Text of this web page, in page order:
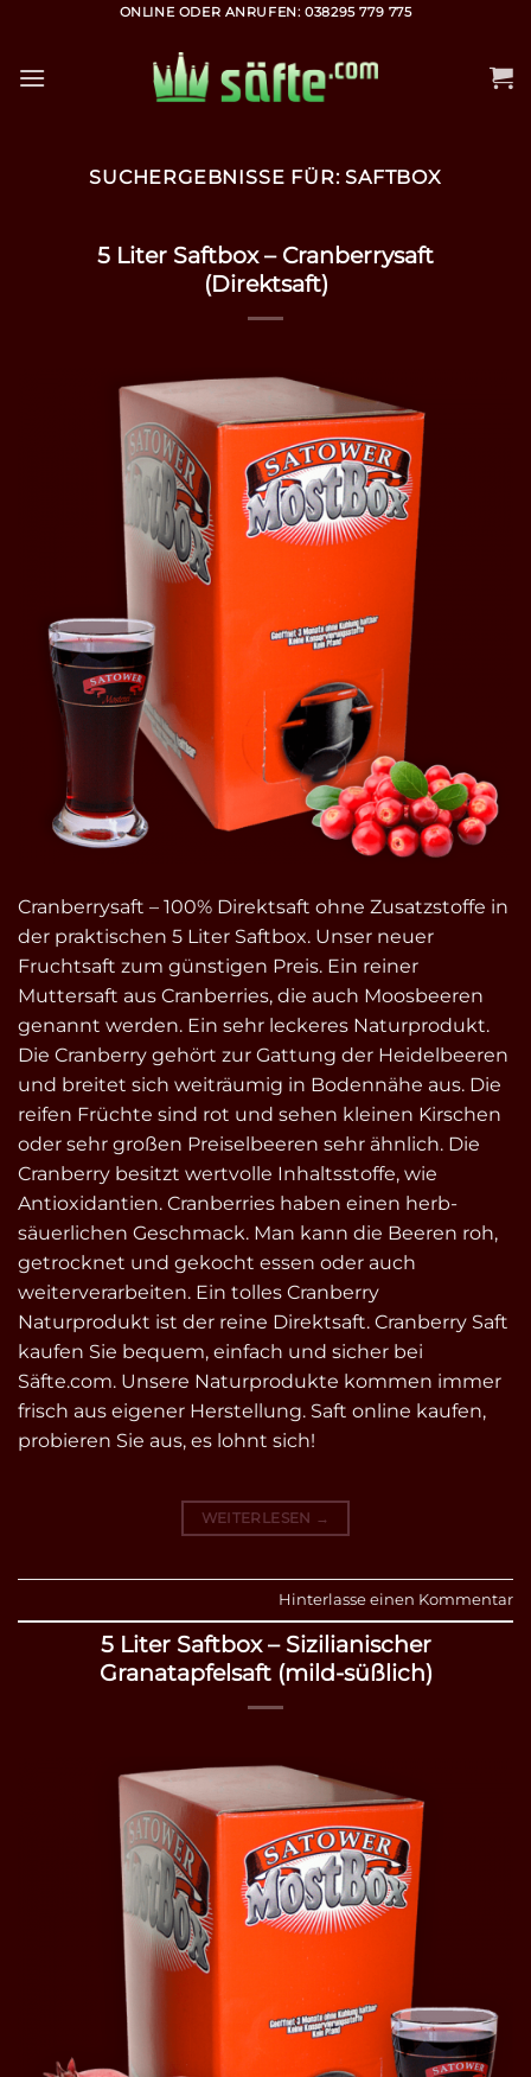
springen
ONLINE ODER ANRUFEN: 038295 779 775
SUCHERGEBNISSE FÜR:SAFTBOX
5 Liter Saftbox – Cranberrysaft
(Direktsaft)
Cranberrysaft – 100% Direktsaft ohne Zusatzstoffe in
der praktischen 5 Liter Saftbox. Unser neuer
Fruchtsaft zum günstigen Preis. Ein reiner
Muttersaft aus Cranberries, die auch Moosbeeren
genannt werden. Ein sehr leckeres Naturprodukt.
Die Cranberry gehört zur Gattung der Heidelbeeren
und breitet sich weiträumig in Bodennähe aus. Die
reifen Früchte sind rot und sehen kleinen Kirschen
oder sehr großen Preiselbeeren sehr ähnlich. Die
Cranberry besitzt wertvolle Inhaltsstoffe, wie
Antioxidantien. Cranberries haben einen herb-
säuerlichen Geschmack. Man kann die Beeren roh,
getrocknet und gekocht essen oder auch
weiterverarbeiten. Ein tolles Cranberry
Naturprodukt ist der reine Direktsaft. Cranberry Saft
kaufen Sie bequem, einfach und sicher bei
Säfte.com. Unsere Naturprodukte kommen immer
frisch aus eigener Herstellung. Saft online kaufen,
probieren Sie aus, es lohnt sich!
WEITERLESEN →
Hinterlasse einen Kommentar
5 Liter Saftbox – Sizilianischer
Granatapfelsaft (mild-süßlich)